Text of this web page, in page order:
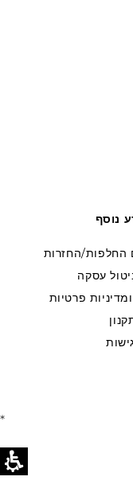
נוסף
החלפות/החזרות
עסקה
פרטיות
*